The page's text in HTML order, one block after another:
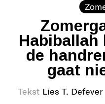
Habiballah
de
gaat
Tekst Lies T. Defever